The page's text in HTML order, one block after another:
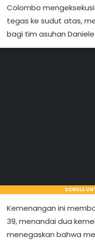
Colombo
tegas ke sudut atas,
bagi tim asuhan Daniele
SCROLL
Kemenangan ini
39, menandai dua
menegaskan bahwa